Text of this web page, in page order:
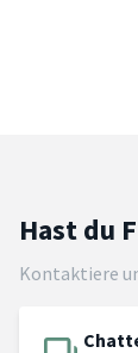
Hast du
Kontaktiere